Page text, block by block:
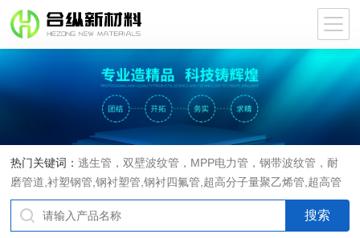
热门关键词：逃生管，双壁波纹管，MPP电力管，钢带波纹管，耐
磨管道,衬塑钢管,钢衬塑管,钢衬四氟管,超高分子量聚乙烯管,超高管